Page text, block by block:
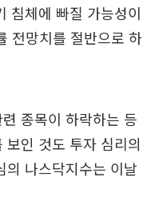
침체에 빠질 가능성이
전망치를 절반으로 하
종목이 하락하는 등
인 것도 투자 심리의
의 나스닥지수는 이날